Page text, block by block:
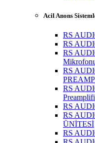
Acil Anons
RS
RS
RS
RS
RS
RS
RS
ÜNİTESİ
RS